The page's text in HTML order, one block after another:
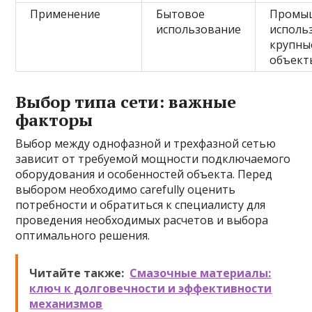
Применение
Бытовое
использование
Выбор типа сети: важные
факторы
Выбор между однофазной и трехфазной сетью
зависит от требуемой мощности подключаемого
оборудования и особенностей объекта. Перед
выбором необходимо carefully оценить
потребности и обратиться к специалисту для
проведения необходимых расчетов и выбора
оптимального решения.
Читайте также: Смазочные материалы:
ключ к долговечности и эффективности
механизмов